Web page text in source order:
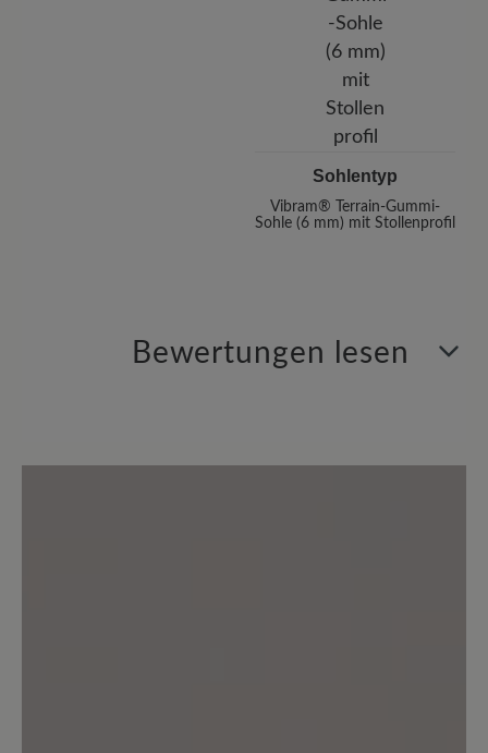
Sohlentyp
Vibram® Terrain-Gummi-
Sohle (6 mm) mit Stollenprofil
Bewertungen lesen